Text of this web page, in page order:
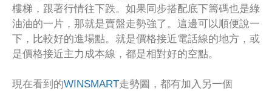
樓梯，跟著行情往下跌。如果同步搭配底下籌碼也是綠
油油的一片，那就是賣盤走勢強了。這邊可以順便說一
下，比較好的進場點。就是價格接近電話線的地方，或
是價格接近主力成本線，都是相對好的空點。
現在看到的WINSMART走勢圖，都有加入另一個